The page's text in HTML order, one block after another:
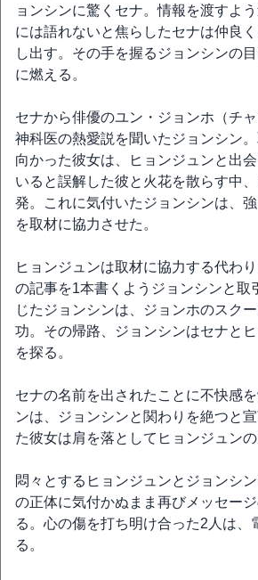
ョンシンに驚くセナ。情報を渡すよ
には語れないと焦らしたセナは仲良
し出す。その手を握るジョンシンの
に燃える。
セナから俳優のユン・ジョンホ（チ
神科医の熱愛説を聞いたジョンシン
向かった彼女は、ヒョンジュンと出
いると誤解した彼と火花を散らす中
発。これに気付いたジョンシンは、
を取材に協力させた。
ヒョンジュンは取材に協力する代わ
の記事を1本書くようジョンシンと取
じたジョンシンは、ジョンホのスク
功。その帰路、ジョンシンはセナと
を探る。
セナの名前を出されたことに不快感
ンは、ジョンシンと関わりを絶つと
た彼女は肩を落としてヒョンジュンの
悶々とするヒョンジュンとジョンシ
の正体に気付かぬまま再びメッセー
る。心の傷を打ち明け合った2人は、
る。